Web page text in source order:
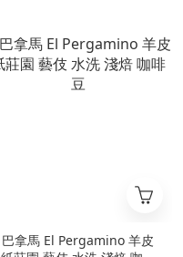
巴拿馬 El Pergamino 羊皮